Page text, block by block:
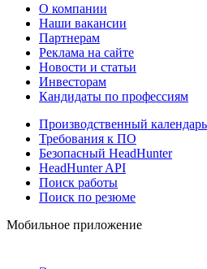
О компании
Наши вакансии
Партнерам
Реклама на сайте
Новости и статьи
Инвесторам
Кандидаты по профессиям
Производственный календарь
Требования к ПО
Безопасный HeadHunter
HeadHunter API
Поиск работы
Поиск по резюме
Мобильное приложение